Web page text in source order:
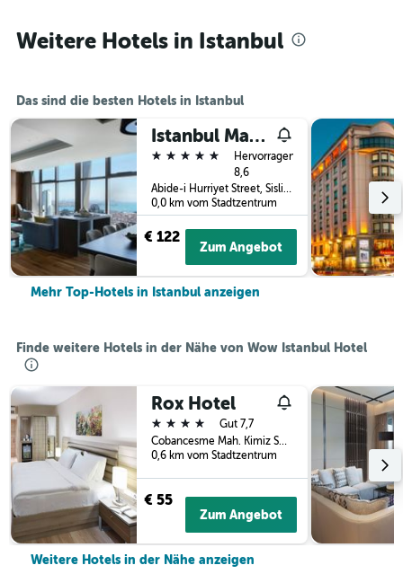
Weitere Hotels in Istanbul
Das sind die besten Hotels in Istanbul
Istanbul Marriott Hotel Sisli
5 Sterne
Hervorragend
8,6
Abide-i Hurriyet Street, Sisli, Istanbul, Türkei
0,0 km vom Stadtzentrum
€ 122
Zum Angebot
Mehr Top-Hotels in Istanbul anzeigen
Finde weitere Hotels in der Nähe von Wow Istanbul Hotel
Rox Hotel
4 Sterne
Gut 7,7
Cobancesme Mah. Kimiz Sok. No:24, Istanbul, Türkei
0,6 km vom Stadtzentrum
€ 55
Zum Angebot
Weitere Hotels in der Nähe anzeigen